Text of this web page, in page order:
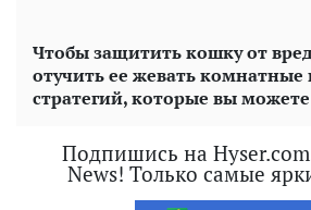
Чтобы защитить кошку от
отучить ее жевать комнатные
стратегий, которые вы
Подпишись на
News! Только самые